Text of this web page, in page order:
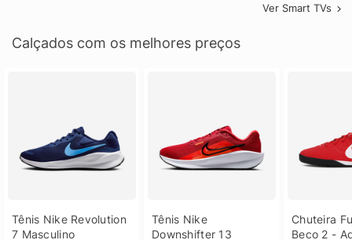
Ver Smart TVs
Calçados com os melhores preços
Tênis Nike Revolution
7 Masculino
Tênis Nike
Downshifter 13
Chuteira
Beco 2 -